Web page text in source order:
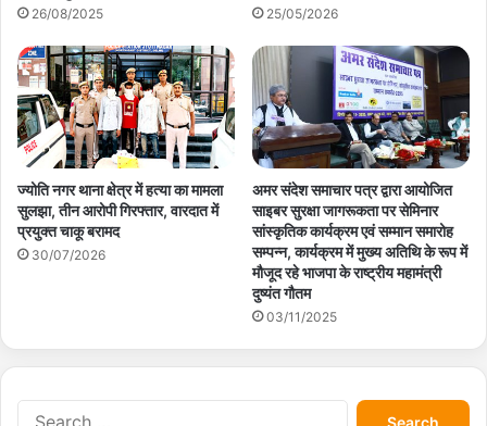
26/08/2025 25/05/2026
ज्योति नगर थाना क्षेत्र में हत्या का मामला
सुलझा, तीन आरोपी गिरफ्तार, वारदात में
प्रयुक्त चाकू बरामद
30/07/2026
अमर संदेश समाचार पत्र द्वारा आयोजित
साइबर सुरक्षा जागरूकता पर सेमिनार
सांस्कृतिक कार्यक्रम एवं सम्मान समारोह
सम्पन्न, कार्यक्रम में मुख्य अतिथि के रूप में
मौजूद रहे भाजपा के राष्ट्रीय महामंत्री
दुष्यंत गौतम
03/11/2025
S